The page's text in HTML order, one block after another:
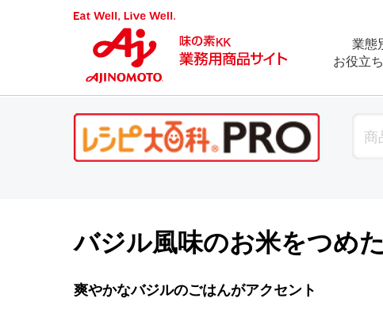
業態
お役立
バジル風味のお米をつめ
爽やかなバジルのごはんがアクセント